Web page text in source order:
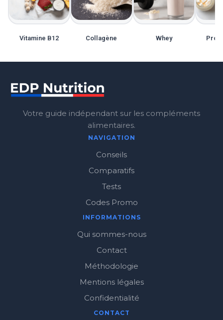
Vitamine B12 Collagène Whey
Votre guide indépendant sur les compléments
alimentaires.
NAVIGATION
Conseils
Comparatifs
Tests
Codes Promo
INFORMATIONS
Qui sommes-nous
Contact
Méthodologie
Mentions légales
Confidentialité
CONTACT